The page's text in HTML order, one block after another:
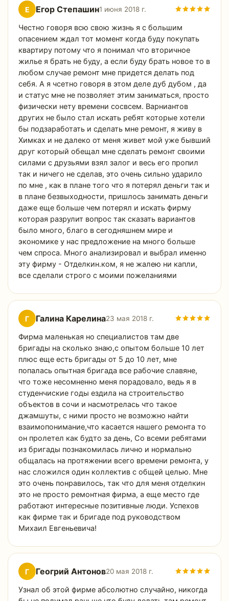
Е Егор Степашин1 июня 2018 г.
Честно говоря всю свою жизнь я с большим
опасением ждал тот момент когда буду покупать
квартиру потому что я понимал что вторичное
жилье я брать не буду, а если буду брать новое то в
любом случае ремонт мне придется делать под
себя. А я чсетно говоря в этом деле дуб дубом , да
и статус мне не позволяет этим заниматься, просто
физически нету времени сосвсем. Варниантов
других не было стал искать ребят которые хотели
бы подзаработать и сделать мне ремонт, я живу в
Химках и не далеко от меня живет мой уже бывший
друг который обещал мне сделать ремонт своими
силами с друзьями взял залог и весь его пропил
так и ничего не сделав, это очень сильно ударило
по мне , как в плане того что я потерял деньги так и
в плане безвыходности, пришлось занимать деньги
даже еще больше чем потерял и искать фирму
которая разрулит вопрос так сказать вариантов
было много, благо в сегодняшнем мире и
экономике у нас предложение на много больше
чем спроса. Много анализировал и выбрал именно
эту фирму - Отделкин.ком, я не жалею ни капли,
все сделали строго с моими пожеланиями
Г Галина Карелина23 мая 2018 г.
Фирма маленькая но специалистов там две
бригады на сколько знаю,с опытом больше 10 лет
плюс еще есть бригады от 5 до 10 лет, мне
попалась опытная бригада все рабочие славяне,
что тоже несомненно меня порадовало, ведь я в
студенчиские годы ездила на строительство
объектов в сочи и насмотрелась что такое
джамшуты, с ними просто не возможно найти
взаимопонимание,что касается нашего ремонта то
он пролетел как будто за день, Со всеми ребятами
из бригады познакомилась лично и нормально
общалась на протяжении всего времени ремонта, у
нас сложился один коллектив с общей целью. Мне
это очень понравилось, так что для меня отделкин
это не просто ремонтная фирма, а еще место где
работают интересные позитивные люди. Успехов
как фирме так и бригаде под руководством
Михаил Евгеньевича!
Г Геогрий Антонов20 мая 2018 г.
Узнал об этой фирме абсолютно случайно, никогда